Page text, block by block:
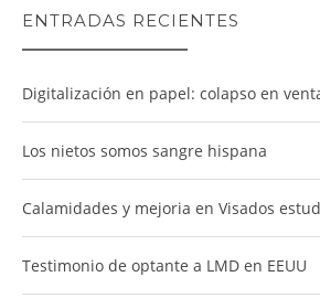
ENTRADAS RECIENTES
Digitalización en papel: colapso en
Los nietos somos sangre hispana
Calamidades y mejoria en Visados
Testimonio de optante a LMD en EEUU